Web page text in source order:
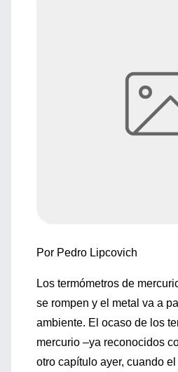
Por Pedro Lipcovich
Los termómetros de
se rompen y el metal va a
ambiente. El ocaso de los
mercurio –ya reconocidos
otro capítulo ayer, cuando